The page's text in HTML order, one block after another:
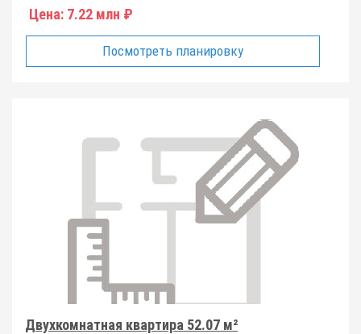
Цена: 7.22 млн ₽
Посмотреть планировку
Двухкомнатная квартира 52.07 м²